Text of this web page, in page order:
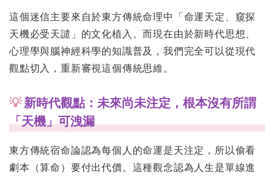
這個迷信主要來自於東方傳統命理中「命運天定、窺探
天機必受天譴」的文化植入。而現在由於新時代思想、
心理學與腦神經科學的知識普及，我們完全可以從現代
觀點切入，重新審視這個傳統思維。
💡新時代觀點：未來尚未注定，根本沒有所謂
「天機」可洩漏
東方傳統宿命論認為每個人的命運是天注定，所以偷看
劇本（算命）要付出代價。這種觀念認為人生是單線進